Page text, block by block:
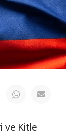
ve Kitle